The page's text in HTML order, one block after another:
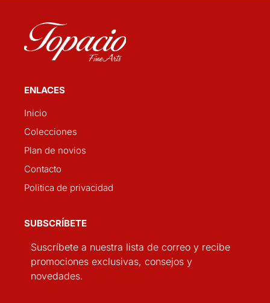
ENLACES
Inicio
Colecciones
Plan de novios
Contacto
Politica de privacidad
SUBSCRÍBETE
Suscríbete a nuestra lista de correo y recibe
promociones exclusivas, consejos y
novedades.